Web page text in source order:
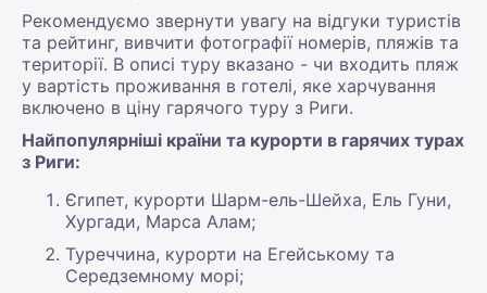
Рекомендуємо звернути увагу на відгуки туристів
та рейтинг, вивчити фотографії номерів, пляжів та
території. В описі туру вказано - чи входить пляж
у вартість проживання в готелі, яке харчування
включено в ціну гарячого туру з Риги.
Найпопулярніші країни та курорти в гарячих турах
з Риги:
Єгипет, курорти Шарм-ель-Шейха, Ель Гуни,
Хургади, Марса Алам;
Туреччина, курорти на Егейському та
Середземному морі;